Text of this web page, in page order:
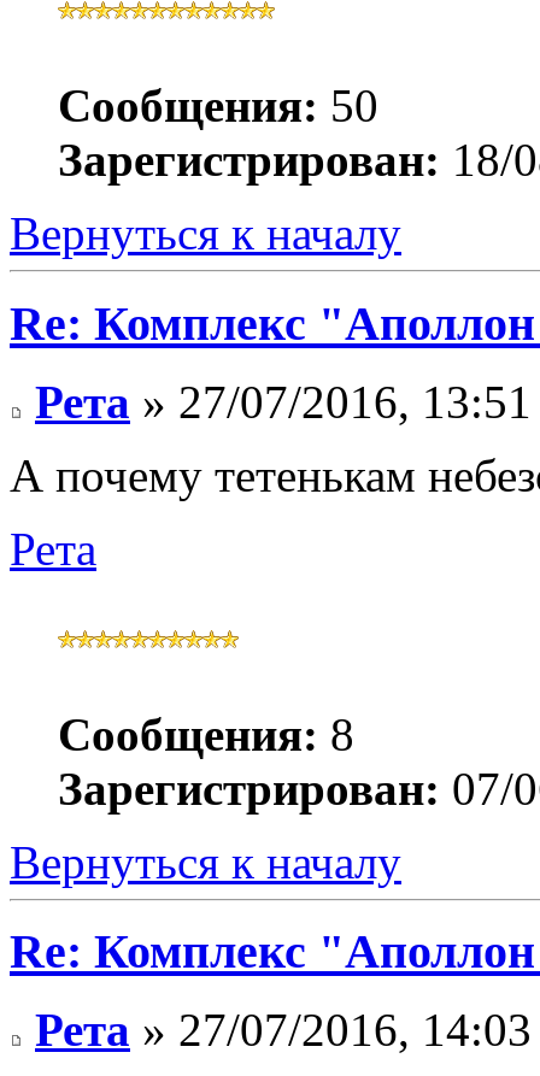
Сообщения: 50
Зарегистрирован: 18/
Вернуться к началу
Re: Комплекс
Рета » 27/07/2016, 13:51
А почему тетенькам
Рета
Сообщения: 8
Зарегистрирован: 07/
Вернуться к началу
Re: Комплекс
Рета » 27/07/2016, 14:03